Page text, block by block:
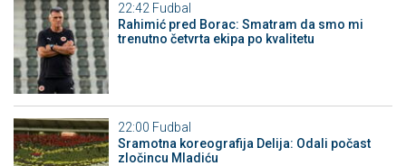
22:42 Fudbal
Rahimić pred Borac: Smatram da smo mi
trenutno četvrta ekipa po kvalitetu
22:00 Fudbal
Sramotna koreografija Delija: Odali počast
zločincu Mladiću